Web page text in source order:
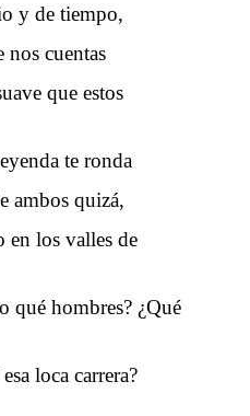
y de tiempo,
nos cuentas
que estos
te ronda
ambos quizá,
en los valles de
qué hombres? ¿Qué
loca carrera?